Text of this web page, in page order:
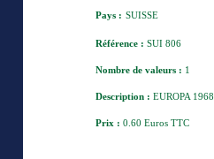
Pays : SUISSE
Référence : SUI 806
Nombre de valeurs : 1
Description : EUROPA 1968
Prix : 0.60 Euros TTC